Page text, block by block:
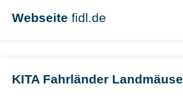
Webseite fidl.de
KITA Fahrländer Landmäuse